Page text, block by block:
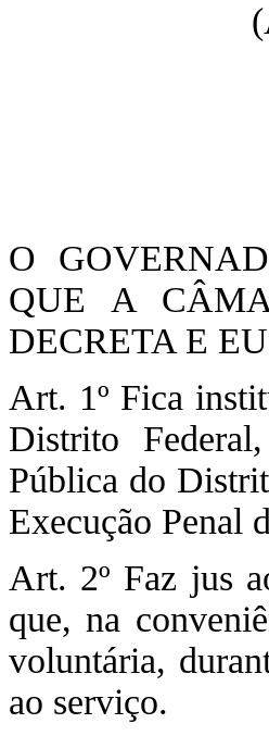
O
QUE A
DECRETA E
Art. 1º Fica
Distrito
Pública do
Execução Penal
Art. 2º Faz jus
que, na
voluntária,
ao serviço.